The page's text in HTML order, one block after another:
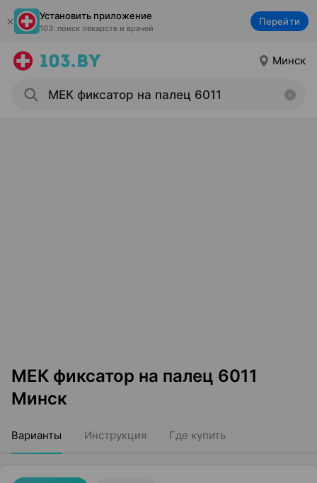
Установить приложение
103: поиск лекарств и врачей
Перейти
Минск
МЕК фиксатор на палец 6011
Минск
Варианты Инструкция Где купить